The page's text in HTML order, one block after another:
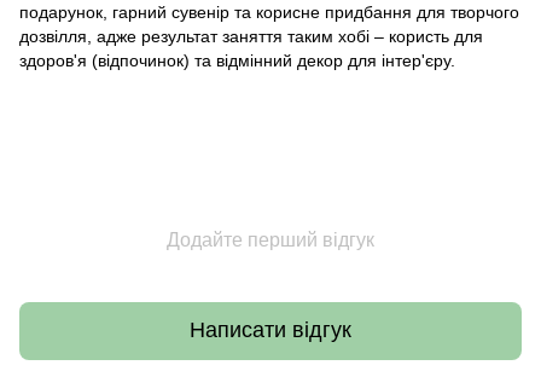
подарунок, гарний сувенір та корисне придбання для творчого
дозвілля, адже результат заняття таким хобі – користь для
здоров'я (відпочинок) та відмінний декор для інтер'єру.
Додайте перший відгук
Написати відгук